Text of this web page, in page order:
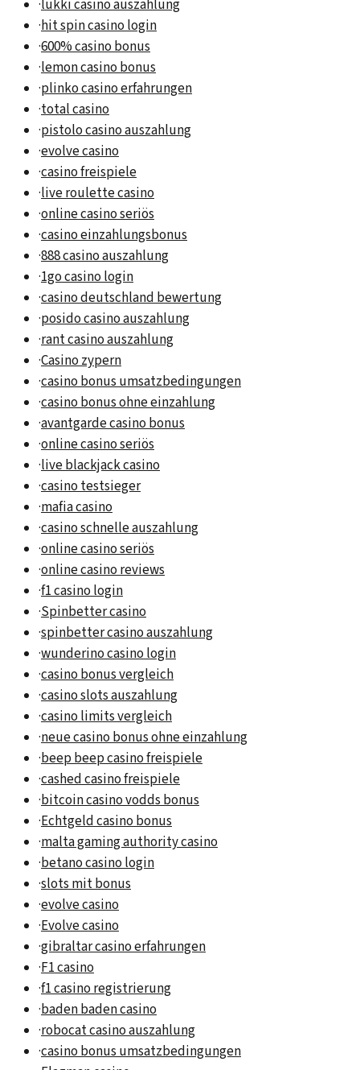
·lukki casino auszahlung
·hit spin casino login
·600% casino bonus
·lemon casino bonus
·plinko casino erfahrungen
·total casino
·pistolo casino auszahlung
·evolve casino
·casino freispiele
·live roulette casino
·online casino seriös
·casino einzahlungsbonus
·888 casino auszahlung
·1go casino login
·casino deutschland bewertung
·posido casino auszahlung
·rant casino auszahlung
·Casino zypern
·casino bonus umsatzbedingungen
·casino bonus ohne einzahlung
·avantgarde casino bonus
·online casino seriös
·live blackjack casino
·casino testsieger
·mafia casino
·casino schnelle auszahlung
·online casino seriös
·online casino reviews
·f1 casino login
·Spinbetter casino
·spinbetter casino auszahlung
·wunderino casino login
·casino bonus vergleich
·casino slots auszahlung
·casino limits vergleich
·neue casino bonus ohne einzahlung
·beep beep casino freispiele
·cashed casino freispiele
·bitcoin casino vodds bonus
·Echtgeld casino bonus
·malta gaming authority casino
·betano casino login
·slots mit bonus
·evolve casino
·Evolve casino
·gibraltar casino erfahrungen
·F1 casino
·f1 casino registrierung
·baden baden casino
·robocat casino auszahlung
·casino bonus umsatzbedingungen